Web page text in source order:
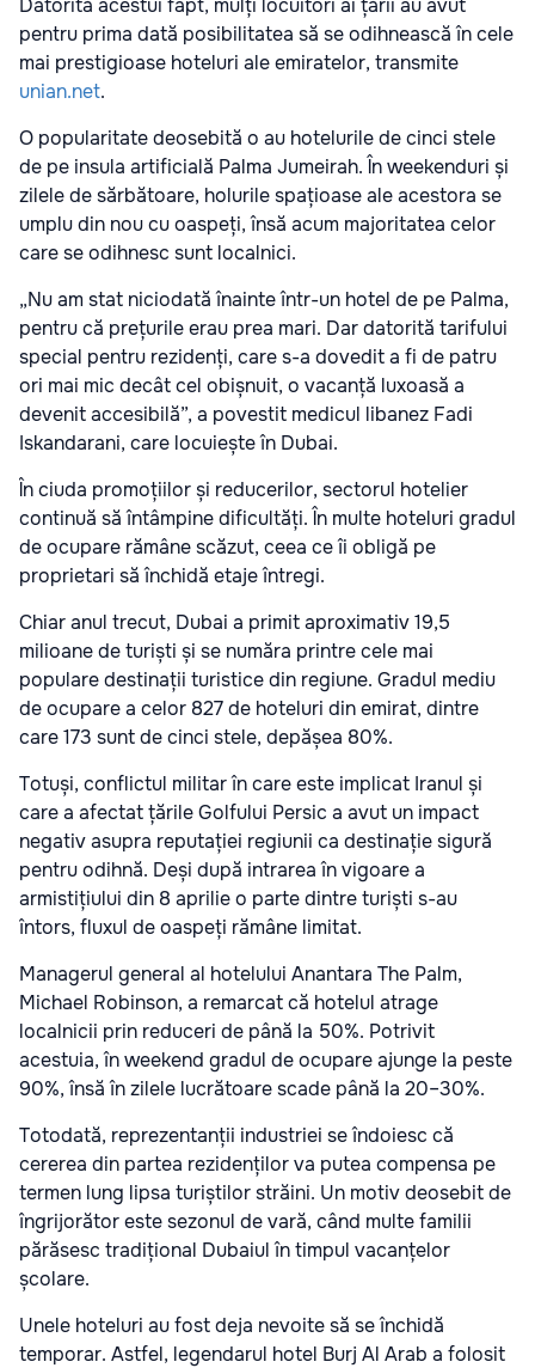
Datorită acestui fapt, mulți locuitori ai țării au avut
pentru prima dată posibilitatea să se odihnească în cele
mai prestigioase hoteluri ale emiratelor, transmite
unian.net.
O popularitate deosebită o au hotelurile de cinci stele
de pe insula artificială Palma Jumeirah. În weekenduri și
zilele de sărbătoare, holurile spațioase ale acestora se
umplu din nou cu oaspeți, însă acum majoritatea celor
care se odihnesc sunt localnici.
„Nu am stat niciodată înainte într-un hotel de pe Palma,
pentru că prețurile erau prea mari. Dar datorită tarifului
special pentru rezidenți, care s-a dovedit a fi de patru
ori mai mic decât cel obișnuit, o vacanță luxoasă a
devenit accesibilă”, a povestit medicul libanez Fadi
Iskandarani, care locuiește în Dubai.
În ciuda promoțiilor și reducerilor, sectorul hotelier
continuă să întâmpine dificultăți. În multe hoteluri gradul
de ocupare rămâne scăzut, ceea ce îi obligă pe
proprietari să închidă etaje întregi.
Chiar anul trecut, Dubai a primit aproximativ 19,5
milioane de turiști și se număra printre cele mai
populare destinații turistice din regiune. Gradul mediu
de ocupare a celor 827 de hoteluri din emirat, dintre
care 173 sunt de cinci stele, depășea 80%.
Totuși, conflictul militar în care este implicat Iranul și
care a afectat țările Golfului Persic a avut un impact
negativ asupra reputației regiunii ca destinație sigură
pentru odihnă. Deși după intrarea în vigoare a
armistițiului din 8 aprilie o parte dintre turiști s-au
întors, fluxul de oaspeți rămâne limitat.
Managerul general al hotelului Anantara The Palm,
Michael Robinson, a remarcat că hotelul atrage
localnicii prin reduceri de până la 50%. Potrivit
acestuia, în weekend gradul de ocupare ajunge la peste
90%, însă în zilele lucrătoare scade până la 20–30%.
Totodată, reprezentanții industriei se îndoiesc că
cererea din partea rezidenților va putea compensa pe
termen lung lipsa turiștilor străini. Un motiv deosebit de
îngrijorător este sezonul de vară, când multe familii
părăsesc tradițional Dubaiul în timpul vacanțelor
școlare.
Unele hoteluri au fost deja nevoite să se închidă
temporar. Astfel, legendarul hotel Burj Al Arab a folosit